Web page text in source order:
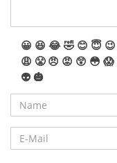
😀 😆 😂🤣 😊 😇 😉
😩 😤 😠 😡 😲 😳 😱
👽 🎃